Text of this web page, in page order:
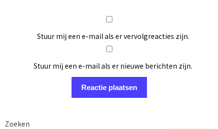
Stuur mij een e-mail als er vervolgreacties zijn.
Stuur mij een e-mail als er nieuwe berichten zijn.
Zoeken